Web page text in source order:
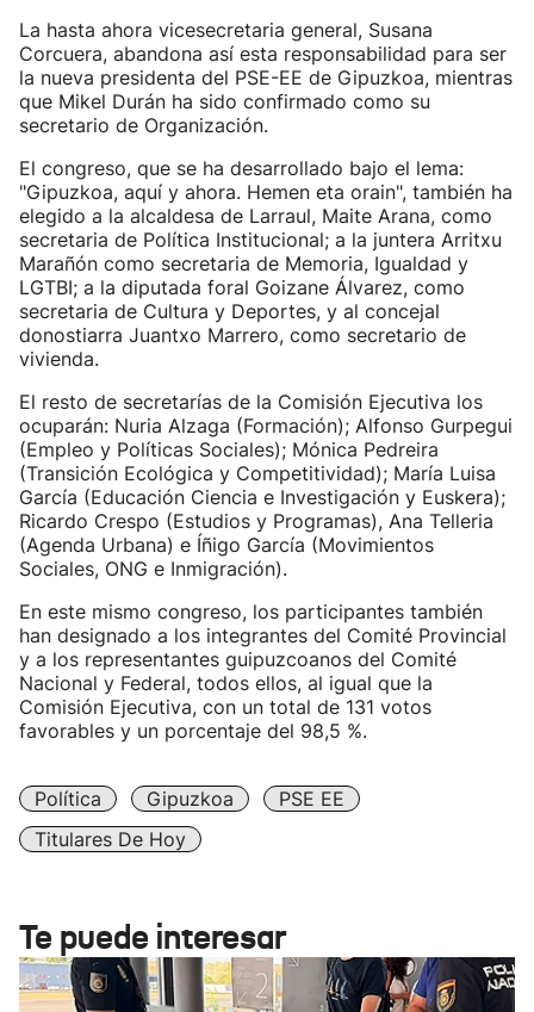
La hasta ahora vicesecretaria general, Susana
Corcuera, abandona así esta responsabilidad para ser
la nueva presidenta del PSE-EE de Gipuzkoa, mientras
que Mikel Durán ha sido confirmado como su
secretario de Organización.
El congreso, que se ha desarrollado bajo el lema:
"Gipuzkoa, aquí y ahora. Hemen eta orain", también ha
elegido a la alcaldesa de Larraul, Maite Arana, como
secretaria de Política Institucional; a la juntera Arritxu
Marañón como secretaria de Memoria, Igualdad y
LGTBI; a la diputada foral Goizane Álvarez, como
secretaria de Cultura y Deportes, y al concejal
donostiarra Juantxo Marrero, como secretario de
vivienda.
El resto de secretarías de la Comisión Ejecutiva los
ocuparán: Nuria Alzaga (Formación); Alfonso Gurpegui
(Empleo y Políticas Sociales); Mónica Pedreira
(Transición Ecológica y Competitividad); María Luisa
García (Educación Ciencia e Investigación y Euskera);
Ricardo Crespo (Estudios y Programas), Ana Telleria
(Agenda Urbana) e Íñigo García (Movimientos
Sociales, ONG e Inmigración).
En este mismo congreso, los participantes también
han designado a los integrantes del Comité Provincial
y a los representantes guipuzcoanos del Comité
Nacional y Federal, todos ellos, al igual que la
Comisión Ejecutiva, con un total de 131 votos
favorables y un porcentaje del 98,5 %.
Política Gipuzkoa
PSE EE
Titulares De Hoy
Te puede interesar